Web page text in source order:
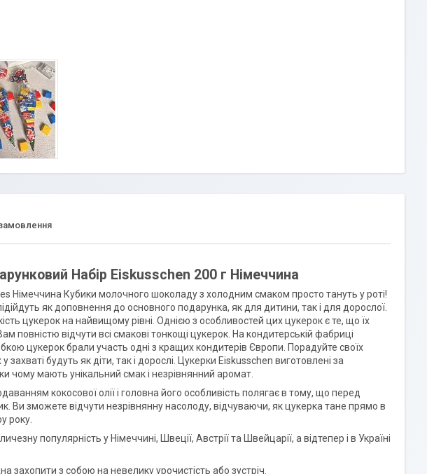
Набір Eiskusschen 200 г Німеччина
Німеччина Кубики молочного шоколаду з холодним смаком просто тануть у роті!
як доповнення до основного подарунка, як для дитини, так і для дорослої.
цукерок на найвищому рівні. Однією з особливостей цих цукерок є те, що їх
повністю відчути всі смакові тонкощі цукерок. На кондитерській фабриці
цукерок брали участь одні з кращих кондитерів Європи. Порадуйте своїх
будуть як діти, так і дорослі. Цукерки Eiskusschen виготовлені за
чому мають унікальний смак і незрівнянний аромат.
кокосової олії і головна його особливість полягає в тому, що перед
Ви зможете відчути незрівнянну насолоду, відчуваючи, як цукерка тане прямо в
року.
популярність у Німеччині, Швеції, Австрії та Швейцарії, а відтепер і в Україні
захопити з собою на невелику урочистість або зустріч.